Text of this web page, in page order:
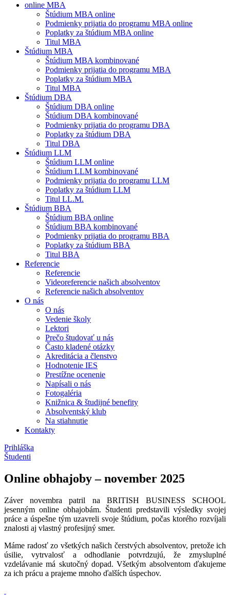
online MBA
Štúdium MBA online
Podmienky prijatia do programu MBA online
Poplatky za štúdium MBA online
Titul MBA
Štúdium MBA
Štúdium MBA kombinované
Podmienky prijatia do programu MBA
Poplatky za štúdium MBA
Titul MBA
Štúdium DBA
Štúdium DBA online
Štúdium DBA kombinované
Podmienky prijatia do programu DBA
Poplatky za štúdium DBA
Titul DBA
Štúdium LLM
Štúdium LLM online
Štúdium LLM kombinované
Podmienky prijatia do programu LLM
Poplatky za štúdium LLM
Titul LL.M.
Štúdium BBA
Štúdium BBA online
Štúdium BBA kombinované
Podmienky prijatia do programu BBA
Poplatky za štúdium BBA
Titul BBA
Referencie
Referencie
Videoreferencie našich absolventov
Referencie našich absolventov
O nás
O nás
Vedenie školy
Lektori
Prečo študovať u nás
Často kladené otázky
Akreditácia a členstvo
Hodnotenie IES
Prestížne ocenenie
Napísali o nás
Fotogaléria
Knižnica & študijné benefity
Absolventský klub
Na stiahnutie
Kontakty
Prihláška
Študenti
Online obhajoby – november 2025
Záver novembra patril na BRITISH BUSINESS SCHOOL
jesenným online obhajobám. Študenti predstavili výsledky svojej
práce a úspešne tým uzavreli svoje štúdium, počas ktorého rozvíjali
znalosti aj vlastný profesijný smer.
Máme radosť zo všetkých našich čerstvých absolventov, pretože ich
úsilie, vytrvalosť a odhodlanie potvrdzujú, že zmysluplné
vzdelávanie má skutočný dopad. Všetkým absolventom ďakujeme
za ich prácu a prajeme mnoho ďalších úspechov.